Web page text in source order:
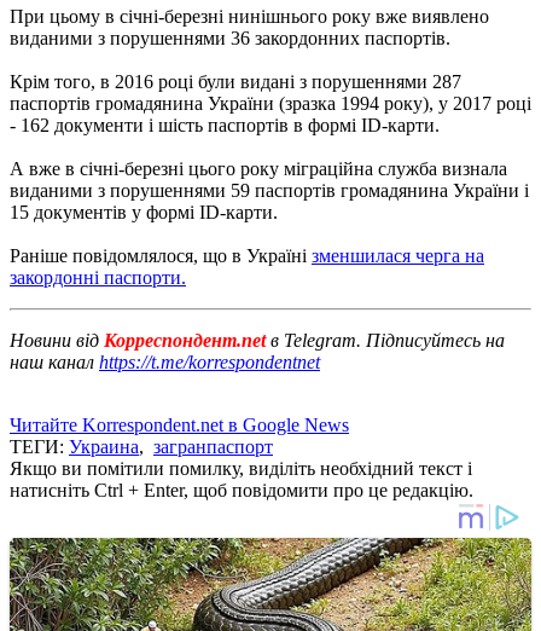
При цьому в січні-березні нинішнього року вже виявлено
виданими з порушеннями 36 закордонних паспортів.
Крім того, в 2016 році були видані з порушеннями 287
паспортів громадянина України (зразка 1994 року), у 2017 році
- 162 документи і шість паспортів в формі ID-карти.
А вже в січні-березні цього року міграційна служба визнала
виданими з порушеннями 59 паспортів громадянина України і
15 документів у формі ID-карти.
Раніше повідомлялося, що в Україні зменшилася черга на
закордонні паспорти.
Новини від Корреспондент.netв Telegram. Підписуйтесь на
наш канал https://t.me/korrespondentnet
Читайте Korrespondent.net в Google News
ТЕГИ: Украина, загранпаспорт
Якщо ви помітили помилку, виділіть необхідний текст і
натисніть Ctrl + Enter, щоб повідомити про це редакцію.